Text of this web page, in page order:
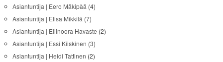
Asiantuntija | Eero Mäkipää (4)
Asiantuntija | Elisa Mikkilä (7)
Asiantuntija | Ellinoora Havaste (2)
Asiantuntija | Essi Kiiskinen (3)
Asiantuntija | Heidi Tattinen (2)